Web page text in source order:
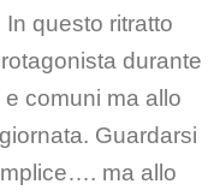
questo ritratto
durante
comuni ma allo
Guardarsi
ma allo